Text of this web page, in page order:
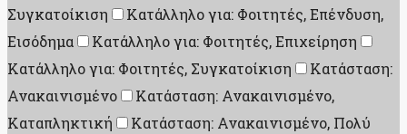
Συγκατοίκιση
Κατάλληλο για: Φοιτητές, Επένδυση,
Εισόδημα
Κατάλληλο για: Φοιτητές, Επιχείρηση
Κατάλληλο για: Φοιτητές, Συγκατοίκιση
Κατάσταση:
Ανακαινισμένο
Κατάσταση: Ανακαινισμένο,
Καταπληκτική
Κατάσταση: Ανακαινισμένο, Πολύ